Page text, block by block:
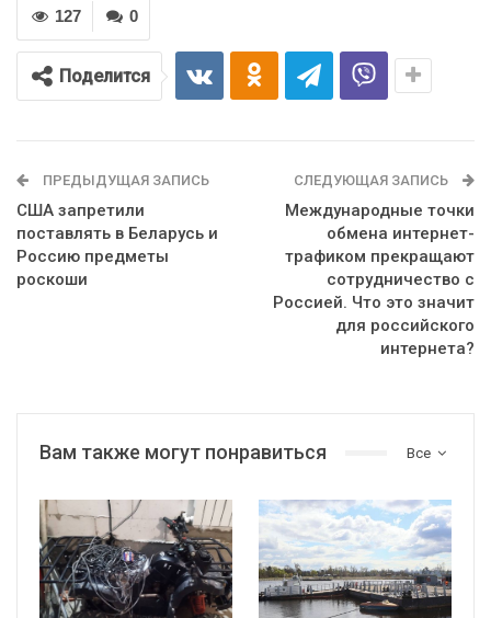
0
127
Поделится
ПРЕДЫДУЩАЯ ЗАПИСЬ
США запретили
поставлять в Беларусь и
Россию предметы
роскоши
СЛЕДУЮЩАЯ ЗАПИСЬ
Международные точки
обмена интернет-
трафиком прекращают
сотрудничество с
Россией. Что это значит
для российского
интернета?
Все
Вам также могут понравиться